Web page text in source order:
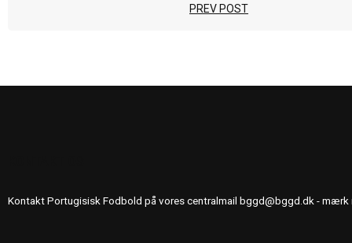
PREV POST
Kontakt Portugisisk Fodbold på vores centralmail bggd@bggd.dk- mærk